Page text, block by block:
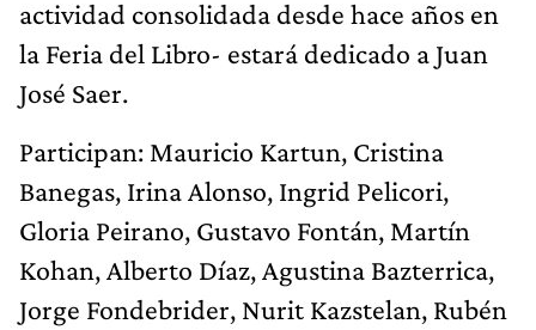
actividad consolidada desde hace años en
la Feria del Libro- estará dedicado a Juan
José Saer.
Participan: Mauricio Kartun, Cristina
Banegas, Irina Alonso, Ingrid Pelicori,
Gloria Peirano, Gustavo Fontán, Martín
Kohan, Alberto Díaz, Agustina Bazterrica,
Jorge Fondebrider, Nurit Kazstelan, Rubén